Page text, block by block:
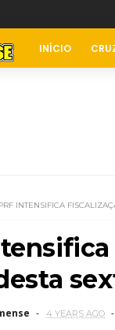
INÍCIO
INTENSIFICA
4 YEARS AGO